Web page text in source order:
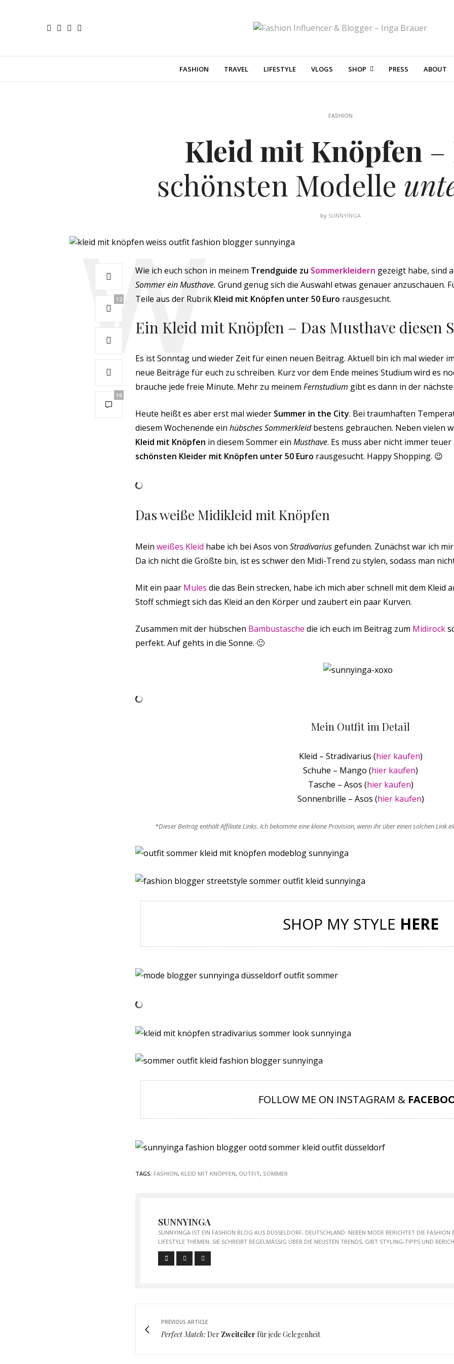
FASHION TRAVEL LIFESTYLE VLOGS SHOP PRESS ABOUT
FASHION
Kleid mit Knöpfen
schönsten Modelle
by SUNNYINGA
12
16
Wie ich euch schon in meinem Trendguide zu Sommerkleidern gezeigt habe, sind
Sommer ein Musthave. Grund genug sich die Auswahl etwas genauer anzuschauen.
Teile aus der Rubrik Kleid mit Knöpfen unter 50 Euro rausgesucht.
Ein Kleid mit Knöpfen – Das Musthave diesen
Es ist Sonntag und wieder Zeit für einen neuen Beitrag. Aktuell bin ich mal wieder
neue Beiträge für euch zu schreiben. Kurz vor dem Ende meines Studium wird es
brauche jede freie Minute. Mehr zu meinem Fernstudium gibt es dann in der
Heute heißt es aber erst mal wieder Summer in the City. Bei traumhaften
diesem Wochenende ein hübsches Sommerkleidbestens gebrauchen. Neben vielen
Kleid mit Knöpfen in diesem Sommer ein Musthave. Es muss aber nicht immer
schönsten Kleider mit Knöpfen unter 50 Euro rausgesucht. Happy Shopping. 😉
Das weiße Midikleid mit Knöpfen
Mein weißes Kleid habe ich bei Asos von Stradivarius gefunden. Zunächst war ich
Da ich nicht die Größte bin, ist es schwer den Midi-Trend zu stylen, sodass man
Mit ein paar Mules die das Bein strecken, habe ich mich aber schnell mit dem Kleid
Stoff schmiegt sich das Kleid an den Körper und zaubert ein paar Kurven.
Zusammen mit der hübschen Bambustasche die ich euch im Beitrag zum Midirock
perfekt. Auf gehts in die Sonne. 🙂
Mein Outfit im Detail
Kleid – Stradivarius (hier kaufen)
Schuhe – Mango (hier kaufen)
Tasche – Asos (hier kaufen)
Sonnenbrille – Asos (hier kaufen)
*Dieser Beitrag enthält Affiliate Links. Ich bekomme eine kleine Provision, wenn ihr über einen solchen Link
SHOP MY STYLE HERE
FOLLOW ME ON INSTAGRAM &
TAGS: FASHION, KLEID MIT KNÖPFEN, OUTFIT, SOMMER
SUNNYINGA
SUNNYINGA IST EIN FASHION BLOG AUS DÜSSELDORF, DEUTSCHLAND. NEBEN MODE BERICHTET DIE
LIFESTYLE THEMEN. SIE SCHREIBT REGELMÄSSIG ÜBER DIE NEUSTEN TRENDS, GIBT STYLING-TIPPS UND
PREVIOUS ARTICLE
Perfect Match:Der Zweiteiler für jede Gelegenheit